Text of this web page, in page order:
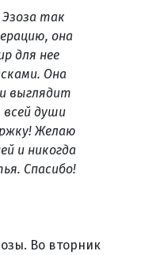
так
она
для нее
Она
выглядит
души
Желаю
и никогда
Спасибо!
Во вторник